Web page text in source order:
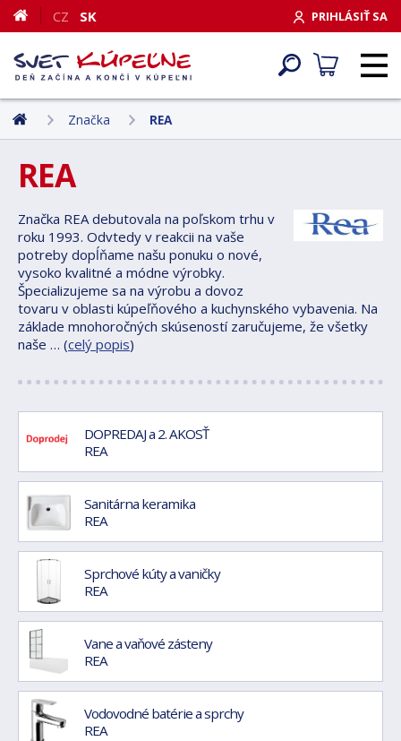
PRIHLÁSIŤ SA
CZ SK
Značka REA
REA
Značka REA debutovala na poľskom trhu v
roku 1993. Odvtedy v reakcii na vaše
potreby dopĺňame našu ponuku o nové,
vysoko kvalitné a módne výrobky.
Špecializujeme sa na výrobu a dovoz
tovaru v oblasti kúpeľňového a kuchynského vybavenia. Na
základe mnohoročných skúseností zaručujeme, že všetky
naše … (celý popis)
DOPREDAJ a 2. AKOSŤ
REA
Sanitárna keramika
REA
Sprchové kúty a vaničky
REA
Vane a vaňové zásteny
REA
Vodovodné batérie a sprchy
REA